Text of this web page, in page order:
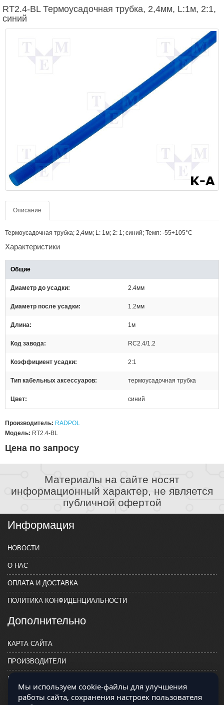
RT2.4-BL Термоусадочная трубка, 2,4мм, L:1м, 2:1,
синий
Описание
Термоусадочная трубка; 2,4мм; L: 1м; 2: 1; синий; Темп: -55÷105°C
Характеристики
Общие
Диаметр до усадки 2.4мм
Диаметр после усадки 1.2мм
Длина 1м
Код завода RC2.4/1.2
Коэффициент усадки 2:1
Тип кабельных аксессуаров термоусадочная трубка
Цвет синий
Производитель: RADPOL
Модель: RT2.4-BL
Цена по запросу
Материалы на сайте носят
информационный характер, не является
публичной офертой
Информация
НОВОСТИ
О НАС
ОПЛАТА И ДОСТАВКА
ПОЛИТИКА КОНФИДЕНЦИАЛЬНОСТИ
Дополнительно
КАРТА САЙТА
ПРОИЗВОДИТЕЛИ
КОНТАКТЫ
Мы используем cookie-файлы для улучшения
работы сайта, сохранения настроек пользователя